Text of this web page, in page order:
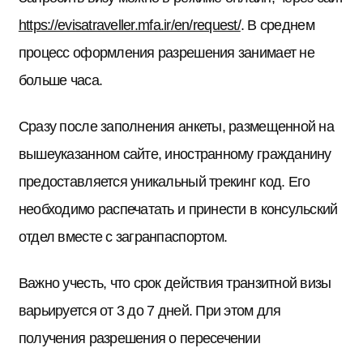
https://evisatraveller.mfa.ir/en/request/. В среднем
процесс оформления разрешения занимает не
больше часа.
Сразу после заполнения анкеты, размещенной на
вышеуказанном сайте, иностранному гражданину
предоставляется уникальный трекинг код. Его
необходимо распечатать и принести в консульский
отдел вместе с загранпаспортом.
Важно учесть, что срок действия транзитной визы
варьируется от 3 до 7 дней. При этом для
получения разрешения о пересечении